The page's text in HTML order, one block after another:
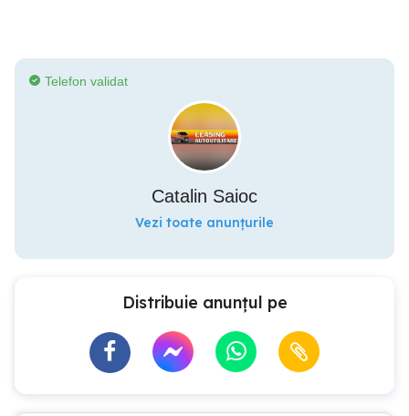
Telefon validat
Catalin Saioc
Vezi toate anunțurile
Distribuie anunțul pe